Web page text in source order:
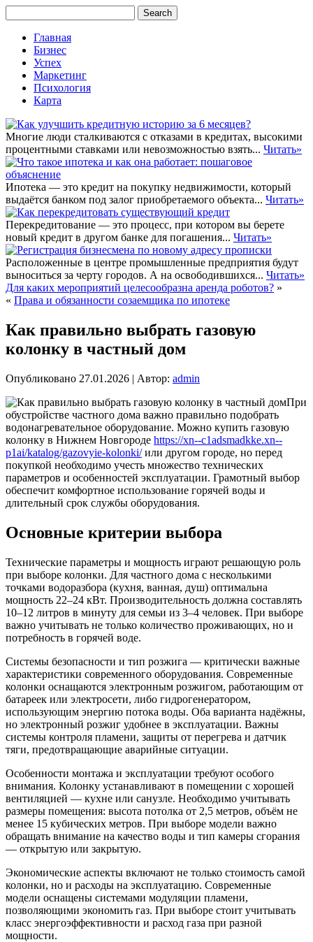
Главная
Бизнес
Успех
Маркетинг
Психология
Карта
Многие люди сталкиваются с отказами в кредитах, высокими
процентными ставками или невозможностью взять... Читать»
Ипотека — это кредит на покупку недвижимости, который
выдаётся банком под залог приобретаемого объекта... Читать»
Перекредитование — это процесс, при котором вы берете
новый кредит в другом банке для погашения... Читать»
Расположенные в центре промышленные предприятия будут
выноситься за черту городов. А на освободившихся... Читать»
Для каких мероприятий целесообразна аренда роботов? »
« Права и обязанности созаемщика по ипотеке
Как правильно выбрать газовую
колонку в частный дом
Опубликовано 27.01.2026 | Автор: admin
При
обустройстве частного дома важно правильно подобрать
водонагревательное оборудование. Можно купить газовую
колонку в Нижнем Новгороде https://xn--c1adsmadkke.xn--
p1ai/katalog/gazovyie-kolonki/или другом городе, но перед
покупкой необходимо учесть множество технических
параметров и особенностей эксплуатации. Грамотный выбор
обеспечит комфортное использование горячей воды и
длительный срок службы оборудования.
Основные критерии выбора
Технические параметры и мощность играют решающую роль
при выборе колонки. Для частного дома с несколькими
точками водоразбора (кухня, ванная, душ) оптимальна
мощность 22–24 кВт. Производительность должна составлять
10–12 литров в минуту для семьи из 3–4 человек. При выборе
важно учитывать не только количество проживающих, но и
потребность в горячей воде.
Системы безопасности и тип розжига — критически важные
характеристики современного оборудования. Современные
колонки оснащаются электронным розжигом, работающим от
батареек или электросети, либо гидрогенератором,
использующим энергию потока воды. Оба варианта надёжны,
но электронный розжиг удобнее в эксплуатации. Важны
системы контроля пламени, защиты от перегрева и датчик
тяги, предотвращающие аварийные ситуации.
Особенности монтажа и эксплуатации требуют особого
внимания. Колонку устанавливают в помещении с хорошей
вентиляцией — кухне или санузле. Необходимо учитывать
размеры помещения: высота потолка от 2,5 метров, объём не
менее 15 кубических метров. При выборе модели важно
обращать внимание на качество воды и тип камеры сгорания
— открытую или закрытую.
Экономические аспекты включают не только стоимость самой
колонки, но и расходы на эксплуатацию. Современные
модели оснащены системами модуляции пламени,
позволяющими экономить газ. При выборе стоит учитывать
класс энергоэффективности и расход газа при разной
мощности.